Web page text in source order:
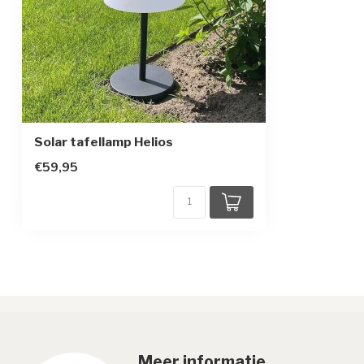
Beschermingsgraad
Beschermingsklasse
Type batterij
Batterij vervangbaar
Solar tafellamp Helios
€59,95